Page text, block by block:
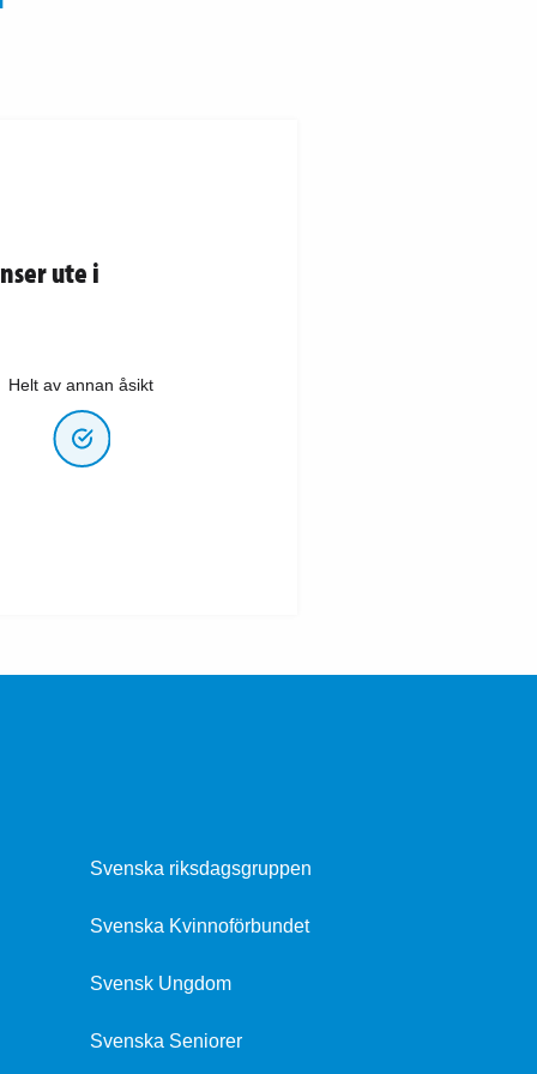
ute i
Helt av annan åsikt
Svenska riksdagsgruppen
Svenska Kvinnoförbundet
Svensk Ungdom
Svenska Seniorer